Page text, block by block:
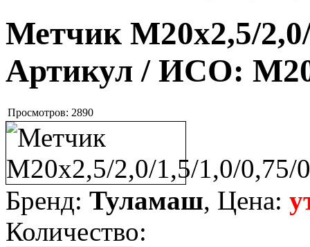
Метчик M20x2,5/
Артикул / ИСО:
Просмотров: 2890
Бренд: Туламаш, Цена:
Количество: